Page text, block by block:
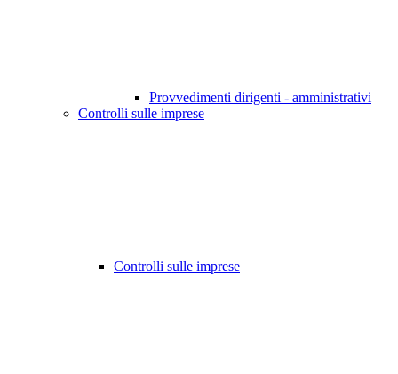
Provvedimenti dirigenti - amministrativi
Controlli sulle imprese
Controlli sulle imprese